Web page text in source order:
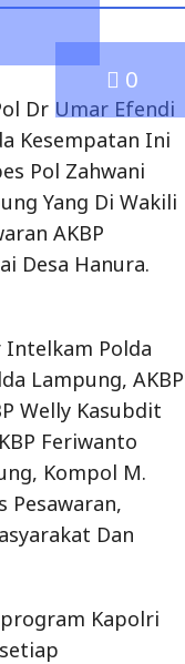
0
Dr Umar Efendi
Kesempatan Ini
Pol Zahwani
Yang Di Wakili
AKBP
Desa Hanura.
Intelkam Polda
Lampung, AKBP
Welly Kasubdit
Feriwanto
Kompol M.
Pesawaran,
Dan
Kapolri